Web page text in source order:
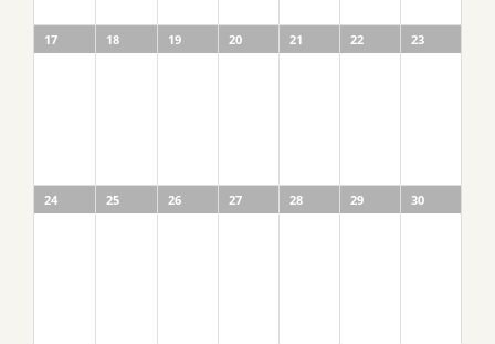
17 18 19 20 21 22 23
24 25 26 27 28 29 30